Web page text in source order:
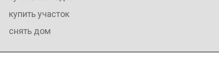
купить участок
снять дом